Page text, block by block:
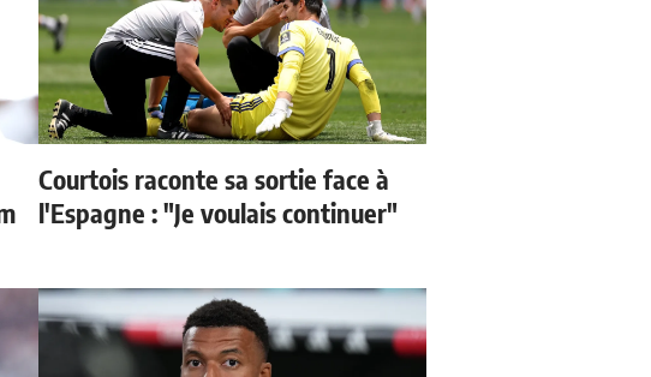
Courtois raconte sa sortie face à
l'Espagne : "Je voulais continuer"